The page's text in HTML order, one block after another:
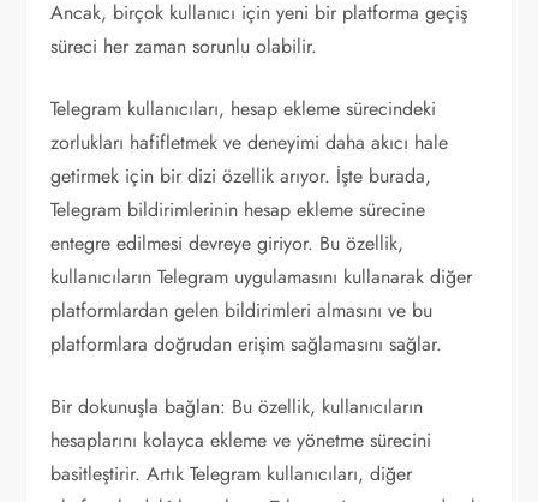
Ancak, birçok kullanıcı için yeni bir platforma geçiş
süreci her zaman sorunlu olabilir.
Telegram kullanıcıları, hesap ekleme sürecindeki
zorlukları hafifletmek ve deneyimi daha akıcı hale
getirmek için bir dizi özellik arıyor. İşte burada,
Telegram bildirimlerinin hesap ekleme sürecine
entegre edilmesi devreye giriyor. Bu özellik,
kullanıcıların Telegram uygulamasını kullanarak diğer
platformlardan gelen bildirimleri almasını ve bu
platformlara doğrudan erişim sağlamasını sağlar.
Bir dokunuşla bağlan: Bu özellik, kullanıcıların
hesaplarını kolayca ekleme ve yönetme sürecini
basitleştirir. Artık Telegram kullanıcıları, diğer